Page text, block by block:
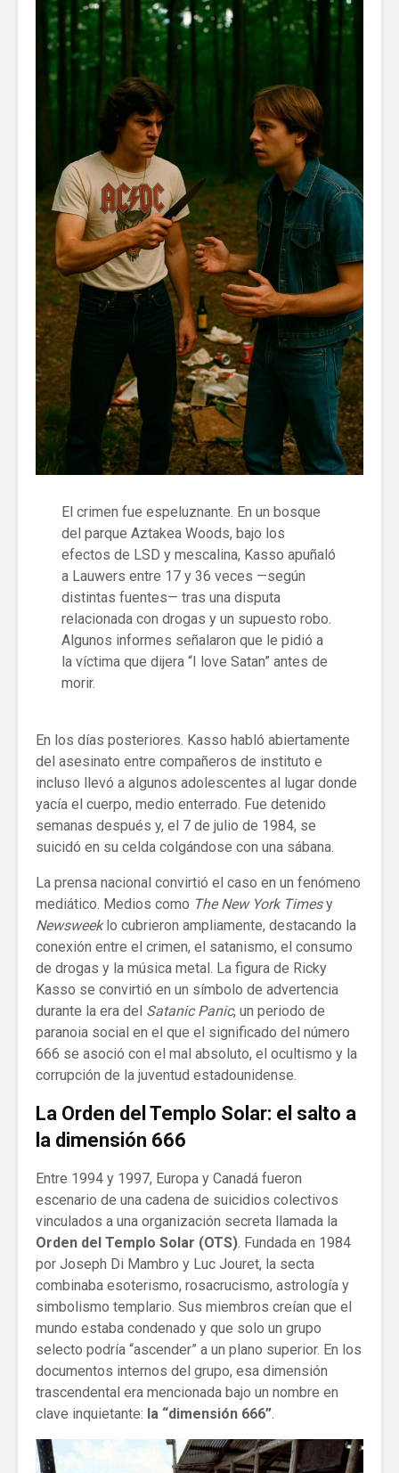
El crimen fue espeluznante. En un bosque
del parque Aztakea Woods, bajo los
efectos de LSD y mescalina, Kasso apuñaló
a Lauwers entre 17 y 36 veces —según
distintas fuentes— tras una disputa
relacionada con drogas y un supuesto robo.
Algunos informes señalaron que le pidió a
la víctima que dijera “I love Satan” antes de
morir.
En los días posteriores. Kasso habló abiertamente
del asesinato entre compañeros de instituto e
incluso llevó a algunos adolescentes al lugar donde
yacía el cuerpo, medio enterrado. Fue detenido
semanas después y, el 7 de julio de 1984, se
suicidó en su celda colgándose con una sábana.
La prensa nacional convirtió el caso en un fenómeno
mediático. Medios como The New York Timesy
Newsweeklo cubrieron ampliamente, destacando la
conexión entre el crimen, el satanismo, el consumo
de drogas y la música metal. La figura de Ricky
Kasso se convirtió en un símbolo de advertencia
durante la era del Satanic Panic, un periodo de
paranoia social en el que el significado del número
666 se asoció con el mal absoluto, el ocultismo y la
corrupción de la juventud estadounidense.
La Orden del Templo Solar: el salto a
la dimensión 666
Entre 1994 y 1997, Europa y Canadá fueron
escenario de una cadena de suicidios colectivos
vinculados a una organización secreta llamada la
Orden del Templo Solar (OTS) . Fundada en 1984
por Joseph Di Mambro y Luc Jouret, la secta
combinaba esoterismo, rosacrucismo, astrología y
simbolismo templario. Sus miembros creían que el
mundo estaba condenado y que solo un grupo
selecto podría “ascender” a un plano superior. En los
documentos internos del grupo, esa dimensión
trascendental era mencionada bajo un nombre en
clave inquietante: la “dimensión 666”